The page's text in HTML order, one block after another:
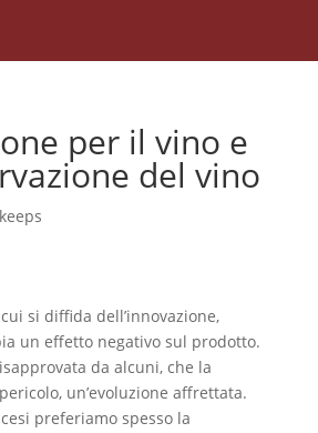
per il vino e
del vino
si diffida dell’innovazione,
un effetto negativo sul prodotto.
da alcuni, che la
un’evoluzione affrettata.
preferiamo spesso la